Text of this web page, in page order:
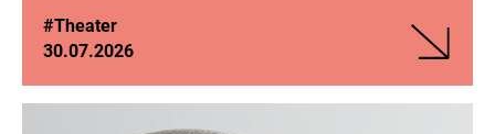
#Theater
30.07.2026
Was